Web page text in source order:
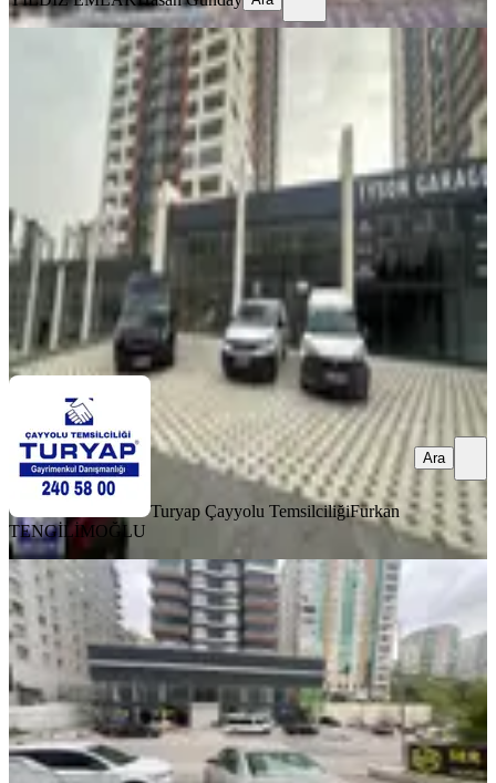
Natavega Yanı Skyline Tower'da
Satılık Dükkan
Mamak, Akşemsettin Mahallesi
1 Oda ·165 m² · Düz Giriş (Zemin)·16.04.2026
37.000.000 ₺
Turyap Çayyolu Temsilciliği Furkan TENGİLİMOĞLU
Ara
Turyap Çayyolu TemsilciliğiFurkan
TENGİLİMOĞLU
Ara
Yonca Emlak Durali Alıç Mah. Satılık
190m2 Dükkan
Mamak, Durali Alıç Mahallesi
1 Oda
191 m² Düz Giriş (Zemin)· 06.05.2026
4.250.000 ₺